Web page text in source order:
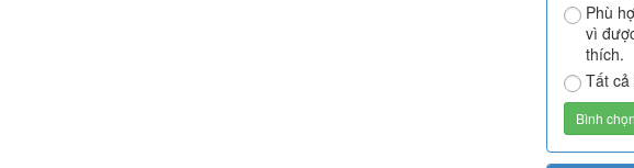
Phù
vì
thích.
Tất cả